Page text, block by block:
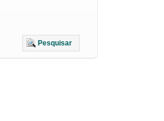
Pesquisar